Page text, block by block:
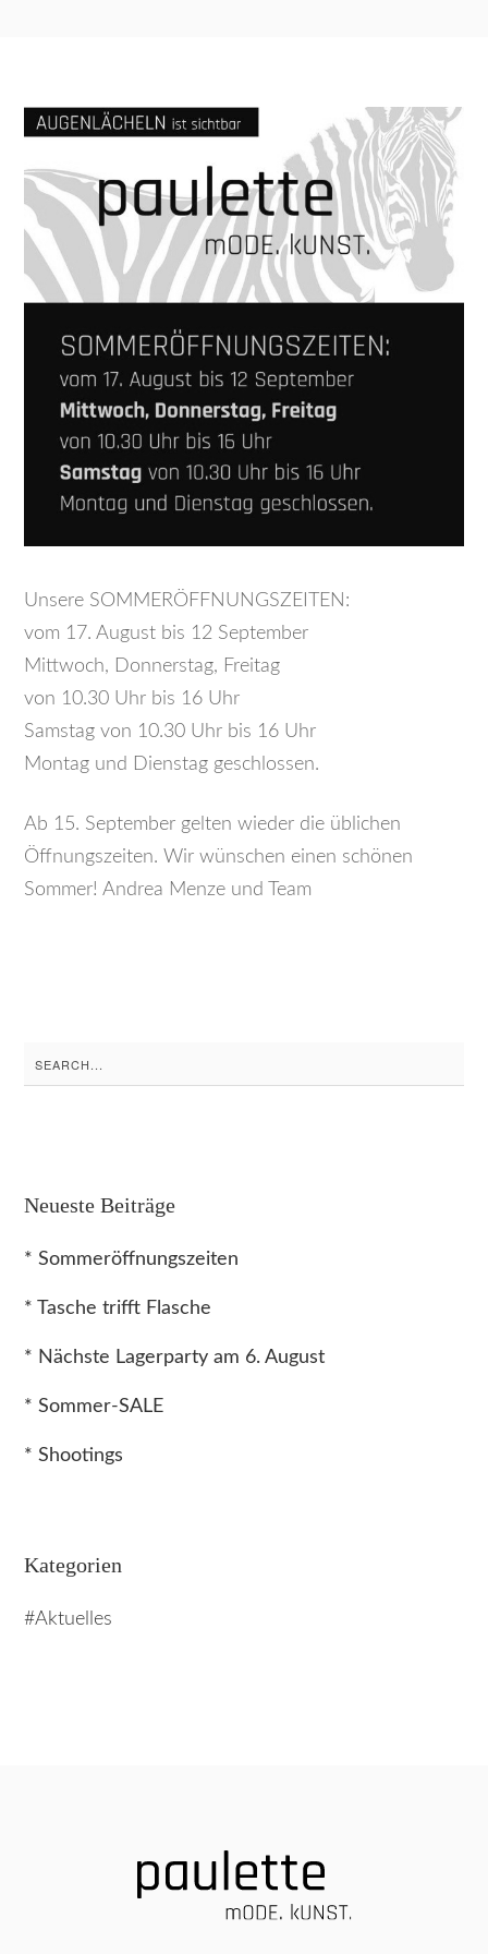
Unsere SOMMERÖFFNUNGSZEITEN:
vom 17. August bis 12 September
Mittwoch, Donnerstag, Freitag
von 10.30 Uhr bis 16 Uhr
Samstag von 10.30 Uhr bis 16 Uhr
Montag und Dienstag geschlossen.
Ab 15. September gelten wieder die üblichen
Öffnungszeiten. Wir wünschen einen schönen
Sommer! Andrea Menze und Team
Search
for:
Neueste Beiträge
* Sommeröffnungszeiten
* Tasche trifft Flasche
* Nächste Lagerparty am 6. August
* Sommer-SALE
* Shootings
Kategorien
Aktuelles